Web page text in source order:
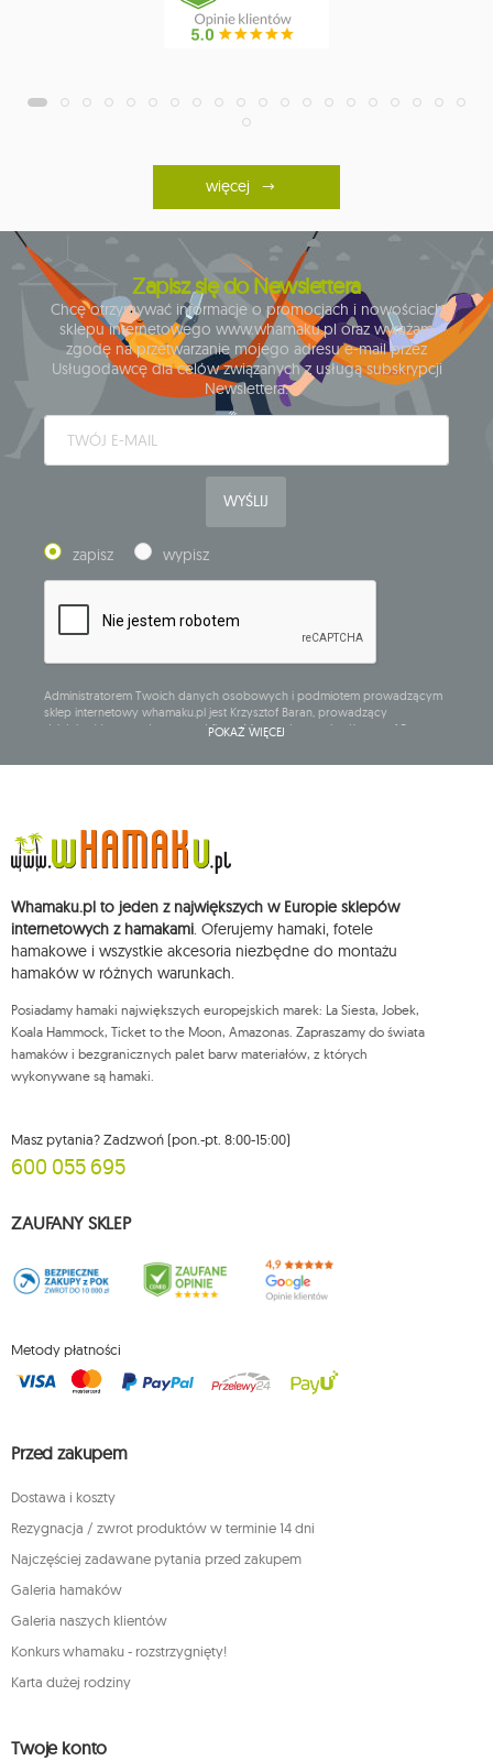
więcej
Zapisz się do Newslettera
Chcę otrzymywać informacje o promocjach i nowościach
sklepu internetowego www.whamaku.pl oraz wyrażam
zgodę na przetwarzanie mojego adresu e-mail przez
Usługodawcę dla celów związanych z usługą subskrypcji
Newslettera.
WYŚLIJ
zapisz wypisz
Administratorem Twoich danych osobowych i podmiotem prowadzącym
sklep internetowy whamaku.pl jest Krzysztof Baran, prowadzący
działalność gospodarczą pod firmą: Mouton Interactive Krzysztof Baran
Dane będą przetwarzane w celu wysyłki newslettera i przechowywane do
chwili rezygnacji z subskrypcji.
Przysługuje Ci prawo do żądania dostępu do swoich danych osobowych,
sprzeciwu wobec przetwarzania swoich danych oraz prawo do
wniesienia skargi do organu nadzorczego oraz cofnięcia zgody w
dowolnym momencie bez wpływu na zgodność z prawem przetwarzania,
którego dokonano na podstawie zgody przed jej cofnięciem. W tym celu
możesz kontaktować się z działem obsługi klienta Mouton Interactive pod
Więcej informacji: www.mouton.pl/ODO
POKAŻ WIĘCEJ
Whamaku.pl to jeden z największych w Europie sklepów
internetowych z hamakami. Oferujemy hamaki, fotele
hamakowe i wszystkie akcesoria niezbędne do montażu
hamaków w różnych warunkach.
Posiadamy hamaki największych europejskich marek: La Siesta, Jobek,
Koala Hammock, Ticket to the Moon, Amazonas. Zapraszamy do świata
hamaków i bezgranicznych palet barw materiałów, z których
wykonywane są hamaki.
Masz pytania? Zadzwoń (pon.-pt. 8:00-15:00)
600 055 695
ZAUFANY SKLEP
Metody płatności
Przed zakupem
Dostawa i koszty
Rezygnacja / zwrot produktów w terminie 14 dni
Najczęściej zadawane pytania przed zakupem
Galeria hamaków
Galeria naszych klientów
Konkurs whamaku - rozstrzygnięty!
Karta dużej rodziny
Twoje konto